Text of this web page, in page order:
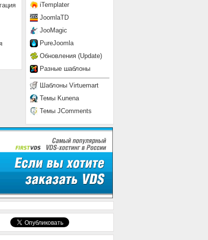
iTemplater
JoomlaTD
JooMagic
PureJoomla
Обновления (Update)
Разные шаблоны
Шаблоны Virtuemart
Темы Kunena
Темы JComments